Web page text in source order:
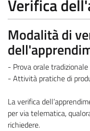
Verifica
Modalità di
- Prova orale tradizionale
- Attività pratiche di
La verifica
per via telematica,
richiedere.